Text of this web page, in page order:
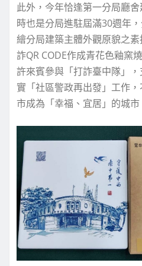
此外，今年恰逢第一分局廳
時也是分局進駐屆滿30週年
繪分局建築主體外觀原貌之
詐QR CODE作成青花色釉窯
許來賓參與「打詐臺中隊」
實「社區警政再出發」工作
市成為「幸福、宜居」的城市